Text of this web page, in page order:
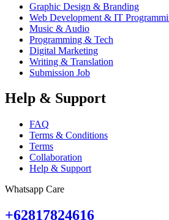
Graphic Design & Branding
Web Development & IT
Music & Audio
Programming & Tech
Digital Marketing
Writing & Translation
Submission Job
Help & Support
FAQ
Terms & Conditions
Terms
Collaboration
Help & Support
Whatsapp Care
+62817824616